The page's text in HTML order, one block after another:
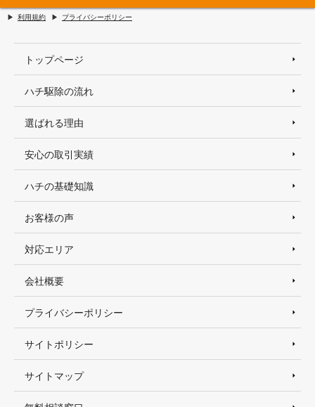
利用規約 プライバシーポリシー
トップページ
ハチ駆除の流れ
選ばれる理由
安心の取引実績
ハチの基礎知識
お客様の声
対応エリア
会社概要
プライバシーポリシー
サイトポリシー
サイトマップ